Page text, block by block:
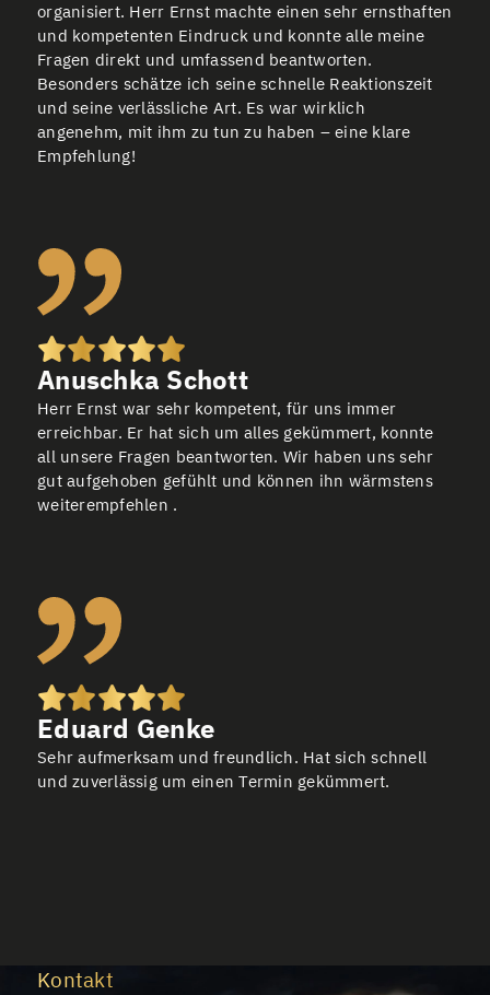
organisiert. Herr Ernst machte einen sehr ernsthaften
und kompetenten Eindruck und konnte alle meine
Fragen direkt und umfassend beantworten.
Besonders schätze ich seine schnelle Reaktionszeit
und seine verlässliche Art. Es war wirklich
angenehm, mit ihm zu tun zu haben – eine klare
Empfehlung!
Anuschka Schott
Herr Ernst war sehr kompetent, für uns immer
erreichbar. Er hat sich um alles gekümmert, konnte
all unsere Fragen beantworten. Wir haben uns sehr
gut aufgehoben gefühlt und können ihn wärmstens
weiterempfehlen .
Eduard Genke
Sehr aufmerksam und freundlich. Hat sich schnell
und zuverlässig um einen Termin gekümmert.
Kontakt